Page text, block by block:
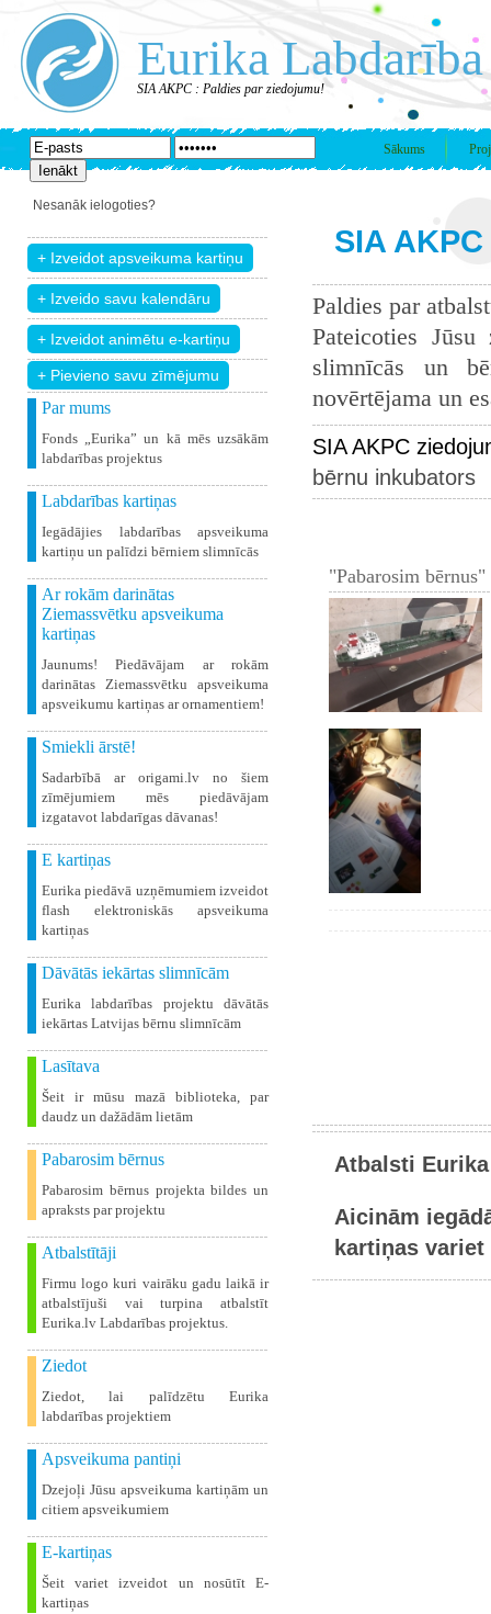
Eurika Labdarība
SIA AKPC : Paldies par ziedojumu!
Sākums
Nesanāk ielogoties?
+ Pievieno savu zīmējumu
Par mums
Fonds „Eurika” un kā mēs uzsākām
labdarības projektus
Labdarības kartiņas
Iegādājies labdarības apsveikuma
kartiņu un palīdzi bērniem slimnīcās
Ar rokām darinātas
Ziemassvētku apsveikuma
kartiņas
Jaunums! Piedāvājam ar rokām
darinātas Ziemassvētku apsveikuma
apsveikumu kartiņas ar ornamentiem!
Smiekli ārstē!
Sadarbībā ar origami.lv no šiem
zīmējumiem mēs piedāvājam
izgatavot labdarīgas dāvanas!
E kartiņas
Eurika piedāvā uzņēmumiem izveidot
flash elektroniskās apsveikuma
kartiņas
Dāvātās iekārtas slimnīcām
Eurika labdarības projektu dāvātās
iekārtas Latvijas bērnu slimnīcām
Lasītava
Šeit ir mūsu mazā biblioteka, par
daudz un dažādām lietām
Pabarosim bērnus
Pabarosim bērnus projekta bildes un
apraksts par projektu
Atbalstītāji
Firmu logo kuri vairāku gadu laikā ir
atbalstījuši vai turpina atbalstīt
Eurika.lv Labdarības projektus.
Ziedot
Ziedot, lai palīdzētu Eurika
labdarības projektiem
Apsveikuma pantiņi
Dzejoļi Jūsu apsveikuma kartiņām un
citiem apsveikumiem
E-kartiņas
Šeit variet izveidot un nosūtīt E-
kartiņas
SIA
Paldies par
Pateicoties
slimnīcās un
novērtējama un
SIA AKPC
bērnu inkubators
"Pabarosim
Atbalsti
Aicinām
kartiņas variet